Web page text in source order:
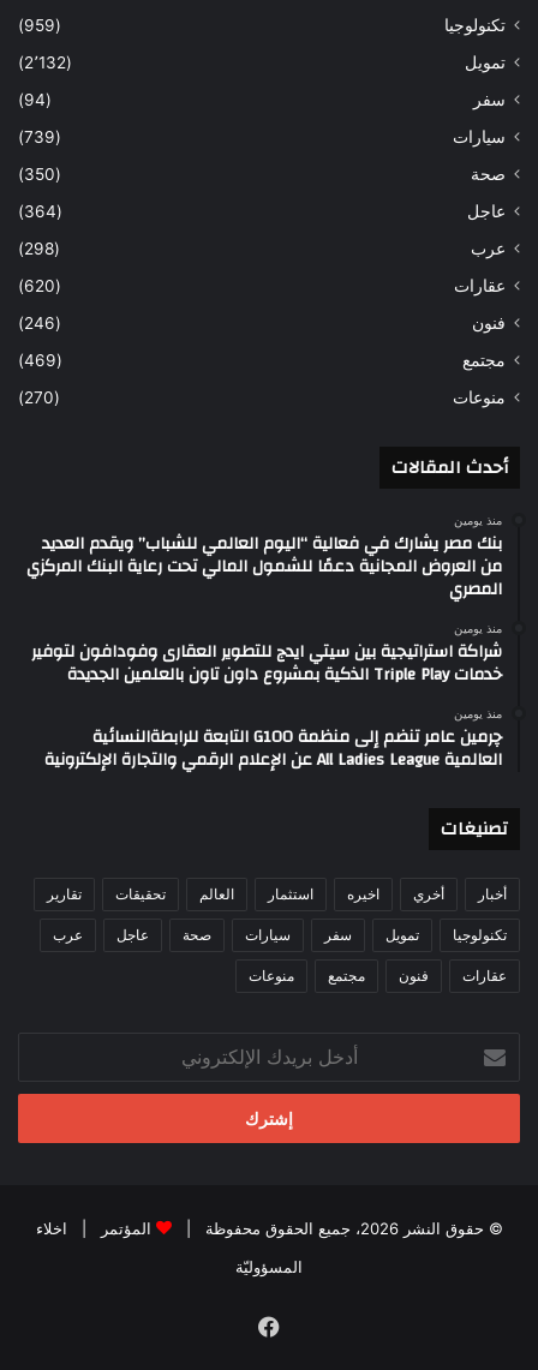
تكنولوجيا
(959)
تمويل
(2٬132)
سفر
(94)
سيارات
(739)
صحة
(350)
عاجل
(364)
عرب
(298)
عقارات
(620)
فنون
(246)
مجتمع
(469)
منوعات
(270)
أحدث المقالات
منذ يومين
بنك مصر يشارك في فعالية “اليوم العالمي للشباب” ويقدم العديد
من العروض المجانية دعمًا للشمول المالي تحت رعاية البنك المركزي
المصري
منذ يومين
شراكة استراتيجية بين سيتي ايدج للتطوير العقارى وفودافون لتوفير
خدمات Triple Play الذكية بمشروع داون تاون بالعلمين الجديدة
منذ يومين
چرمين عامر تنضم إلى منظمة G100 التابعة للرابطةالنسائية
العالمية All Ladies League عن الإعلام الرقمي والتجارة الإلكترونية
تصنيغات
أخبار أخري اخيره استثمار العالم تحقيقات تقارير
تكنولوجيا تمويل سفر سيارات صحة عاجل عرب
عقارات فنون مجتمع منوعات
بريدك
الإلكتروني
© حقوق النشر 2026، جميع الحقوق محفوظة | المؤتمر
اخلاء
المسؤوليّة
فيسبوك